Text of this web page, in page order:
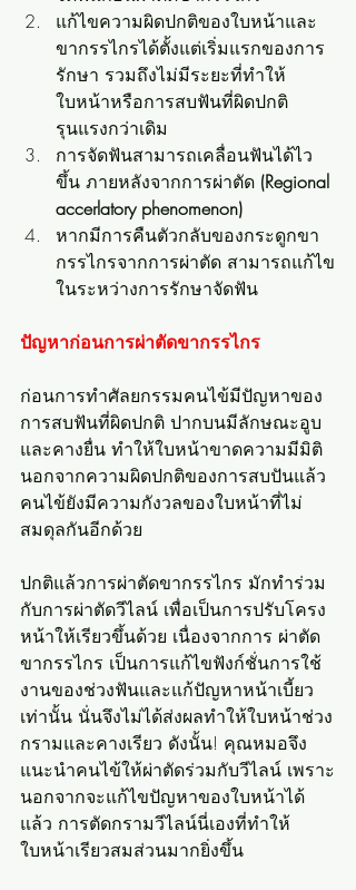
แก้ไขความผิดปกติของใบหน้าและ
ขากรรไกรได้ตั้งแต่เริ่มแรกของการ
รักษา รวมถึงไม่มีระยะที่ทำให้
ใบหน้าหรือการสบฟันที่ผิดปกติ
รุนแรงกว่าเดิม
การจัดฟันสามารถเคลื่อนฟันได้ไว
ขึ้น ภายหลังจากการผ่าตัด (Regional
accerlatory phenomenon)
หากมีการคืนตัวกลับของกระดูกขา
กรรไกรจากการผ่าตัด สามารถแก้ไข
ในระหว่างการรักษาจัดฟัน
ปัญหาก่อนการผ่าตัดขากรรไกร
ก่อนการทำศัลยกรรมคนไข้มีปัญหาของ
การสบฟันที่ผิดปกติ ปากบนมีลักษณะอูบ
และคางยื่น ทำให้ใบหน้าขาดความมีมิติ
นอกจากความผิดปกติของการสบปันแล้ว
คนไข้ยังมีความกังวลของใบหน้าที่ไม่
สมดุลกันอีกด้วย
ปกติแล้วการผ่าตัดขากรรไกร มักทำร่วม
กับการผ่าตัดวีไลน์ เพื่อเป็นการปรับโครง
หน้าให้เรียวขึ้นด้วย เนื่องจากการ ผ่าตัด
ขากรรไกร เป็นการแก้ไขฟังก์ชั่นการใช้
งานของช่วงฟันและแก้ปัญหาหน้าเบี้ยว
เท่านั้น นั่นจึงไม่ได้ส่งผลทำให้ใบหน้าช่วง
กรามและคางเรียว ดังนั้น! คุณหมอจึง
แนะนำคนไข้ให้ผ่าตัดร่วมกับวีไลน์ เพราะ
นอกจากจะแก้ไขปัญหาของใบหน้าได้
แล้ว การตัดกรามวีไลน์นี่เองที่ทำให้
ใบหน้าเรียวสมส่วนมากยิ่งขึ้น